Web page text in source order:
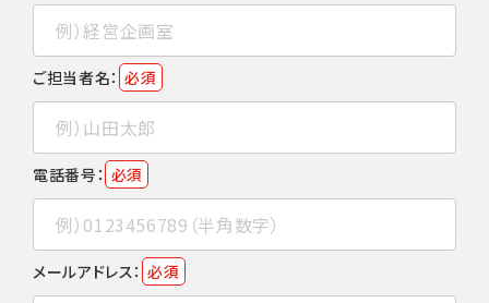
ご担当者名： 必須
電話番号： 必須
メールアドレス： 必須